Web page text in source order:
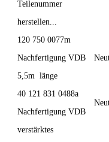
Teilenummer
herstellen...
120 750 0077m
Nachfertigung VDB
5,5m länge
40 121 831 0488a
Nachfertigung VDB
verstärktes